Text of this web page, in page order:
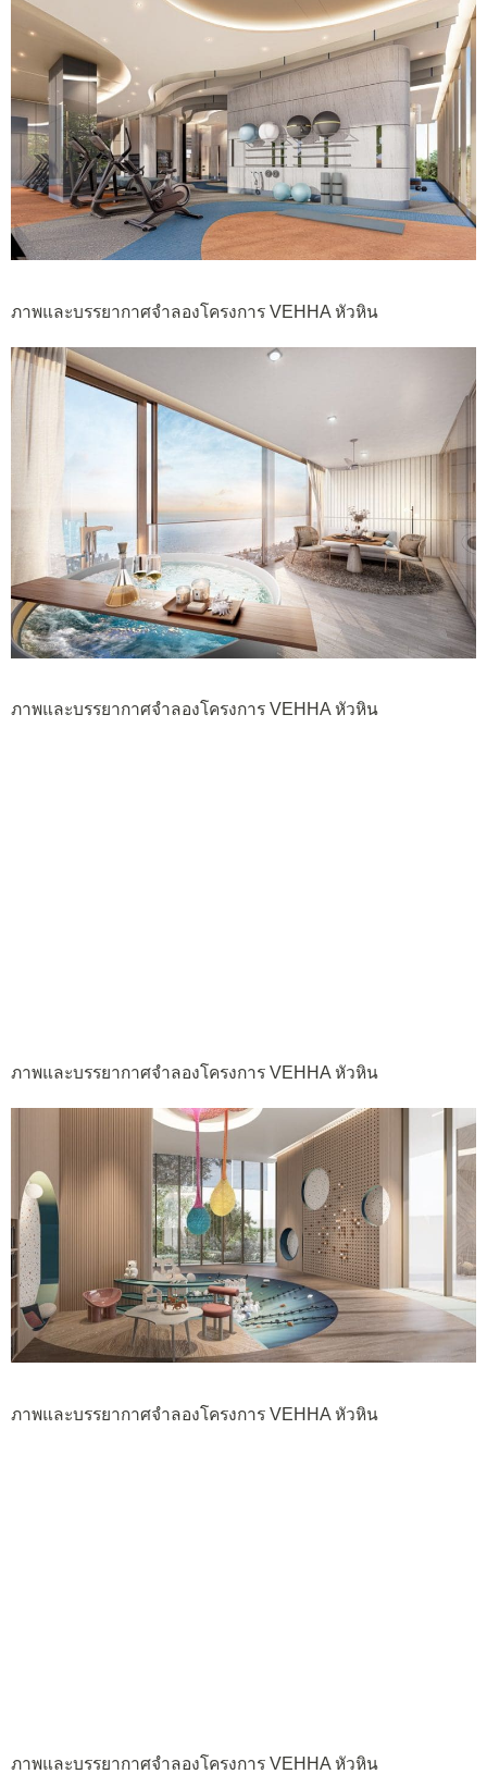
ภาพและบรรยากาศจำลองโครงการ VEHHA หัวหิน
ภาพและบรรยากาศจำลองโครงการ VEHHA หัวหิน
ภาพและบรรยากาศจำลองโครงการ VEHHA หัวหิน
ภาพและบรรยากาศจำลองโครงการ VEHHA หัวหิน
ภาพและบรรยากาศจำลองโครงการ VEHHA หัวหิน